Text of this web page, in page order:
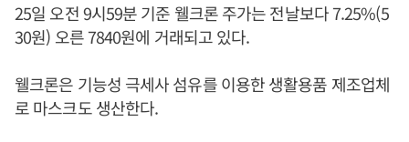
25일 오전 9시59분 기준 웰크론 주가는 전날보다 7.25%(5
30원) 오른 7840원에 거래되고 있다.
웰크론은 기능성 극세사 섬유를 이용한 생활용품 제조업체
로 마스크도 생산한다.